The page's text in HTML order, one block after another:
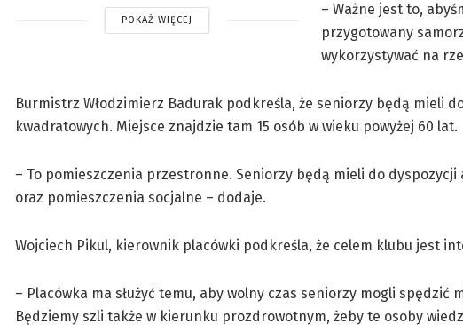
POKAŻ WIĘCEJ
– Ważne jest to,
przygotowany
wykorzystywać na
Burmistrz Włodzimierz Badurak podkreśla, że seniorzy będą mieli
kwadratowych. Miejsce znajdzie tam 15 osób w wieku powyżej 60 lat.
– To pomieszczenia przestronne. Seniorzy będą mieli do
oraz pomieszczenia socjalne – dodaje.
Wojciech Pikul, kierownik placówki podkreśla, że celem klubu jest
– Placówka ma służyć temu, aby wolny czas seniorzy mogli
Będziemy szli także w kierunku prozdrowotnym, żeby te osoby